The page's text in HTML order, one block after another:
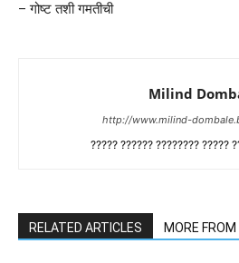
– गोष्ट तशी गमतीची
Milind
http://www.milind-
????? ?????? ???????? ?????
RELATED ARTICLES MORE